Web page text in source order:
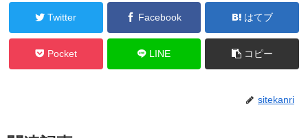
Twitter Facebook はてブ
Pocket LINE コピー
sitekanri